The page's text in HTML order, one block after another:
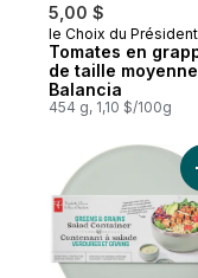
5,00 $
le Choix du Président
Tomates en
de taille moyenne
Balancia
454 g, 1,10 $/100g